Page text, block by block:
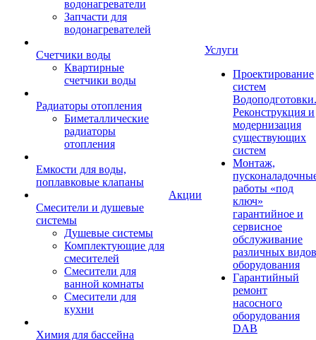
водонагреватели
Запчасти для
водонагревателей
Счетчики воды
Квартирные
счетчики воды
Радиаторы отопления
Биметаллические
радиаторы
отопления
Емкости для воды,
поплавковые клапаны
Смесители и душевые
системы
Душевые системы
Комплектующие для
смесителей
Смесители для
ванной комнаты
Смесители для
кухни
Химия для бассейна
Акции
Услуги
Проектирование
систем
Водоподготовки.
Реконструкция и
модернизация
существующих
систем
Монтаж,
работы «под
ключ»
гарантийное и
сервисное
обслуживание
различных видов
оборудования
Гарантийный
ремонт
насосного
оборудования
DAB